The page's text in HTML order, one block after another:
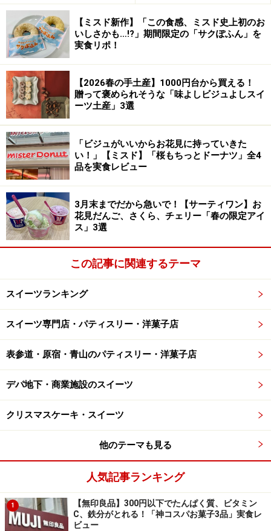
本人好みにアレンジして、軽い味わいに仕上げていま
す。
■参考記事
SNSでも話題！ カルディで品切れ続く「マリトッツ
ォ」 その味は？
【スタバ・東京都内】マリトッツォが買え
るお店
販売店舗が限定されているため、入手しにくい都内の人
気店が作ったマリトッツォ。期間限定の味が販売される
など、出会えたら必ず食べたい！ とっておきのマリトッ
ツォです。
スタバが手掛けるイタリアン・ベーカリー
「プリンチ（R）」の「マリトッツォ リモ
ーネ＆マンゴー」
スタバが手掛けるイタリアン・ベーカリー「プリンチ
（R）」の「マリトッツォ リモーネ＆マンゴー」
スターバックスが運営するイタリアン・ベーカリー「プ
は2021年7月から新登場した商品です。
マリトッツォのために開発されたというブリオッシュ
は、パンなのに重くない新食感。ふわふわで、口の中に
【ミスド新作】「この食感、ミスド史上初のお
いしさかも…!?」期間限定の「サクぽふん」を
実食リポ！
【2026春の手土産】1000円台から買える！
贈って褒められそうな「味よしビジュよしスイ
ーツ土産」3選
「ビジュがいいからお花見に持っていきた
い！」【ミスド】「桜もちっとドーナツ」全4
品を実食レビュー
3月末までだから急いで！【サーティワン】お
花見だんご、さくら、チェリー「春の限定アイ
ス」3選
この記事に関連するテーマ
スイーツランキング
スイーツ専門店・パティスリー・洋菓子店
表参道・原宿・青山のパティスリー・洋菓子店
デパ地下・商業施設のスイーツ
クリスマスケーキ・スイーツ
他のテーマも見る
人気記事ランキング
1
【無印良品】300円以下でたんぱく質、ビタミン
C、鉄分がとれる！「神コスパお菓子3品」実食レ
ビュー